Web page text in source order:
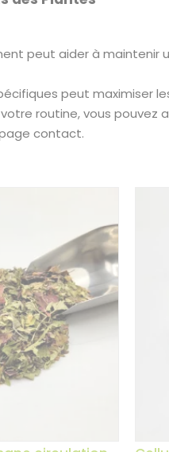
peut aider à maintenir
peut maximiser
routine, vous pouvez
contact.